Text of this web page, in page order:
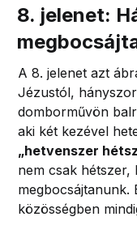
8. jelenet:
A 8. jelenet azt
Jézustól,
domborművön
aki két kezével
„hetvenszer
nem csak
megbocsájtanunk.
közösségben